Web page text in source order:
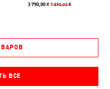
3 790,00 ₴7 590,00 ₴
ВСЕ